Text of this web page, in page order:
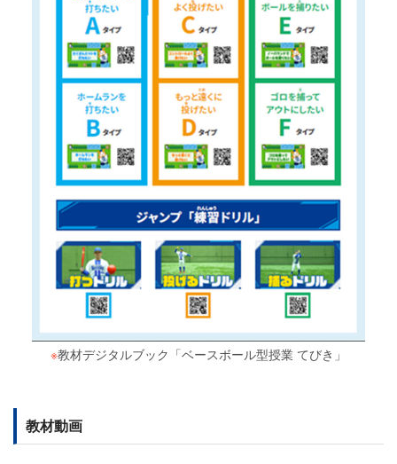
※教材デジタルブック「ベースボール型授業 てびき」
教材動画